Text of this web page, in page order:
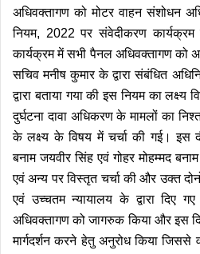
अधिवक्तागण को मोटर वाहन संशोधन
नियम, 2022 पर संवेदीकरण
कार्यक्रम में सभी पैनल अधिवक्तागण को
सचिव मनीष कुमार के द्वारा संबंधित
द्वारा बताया गया की इस नियम का
दुर्घटना दावा अधिकरण के मामलों का
के लक्ष्य के विषय में चर्चा की गई। इस
बनाम जयवीर सिंह एवं गोहर मोहम्मद
एवं अन्य पर विस्तृत चर्चा की और उक्त
एवं उच्चतम न्यायालय के द्वारा दिए
अधिवक्तागण को जागरुक किया और इस
मार्गदर्शन करने हेतु अनुरोध किया जिससे